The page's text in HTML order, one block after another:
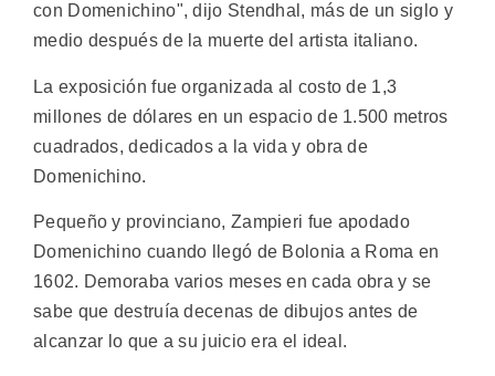
con Domenichino", dijo Stendhal, más de un siglo y
medio después de la muerte del artista italiano.
La exposición fue organizada al costo de 1,3
millones de dólares en un espacio de 1.500 metros
cuadrados, dedicados a la vida y obra de
Domenichino.
Pequeño y provinciano, Zampieri fue apodado
Domenichino cuando llegó de Bolonia a Roma en
1602. Demoraba varios meses en cada obra y se
sabe que destruía decenas de dibujos antes de
alcanzar lo que a su juicio era el ideal.